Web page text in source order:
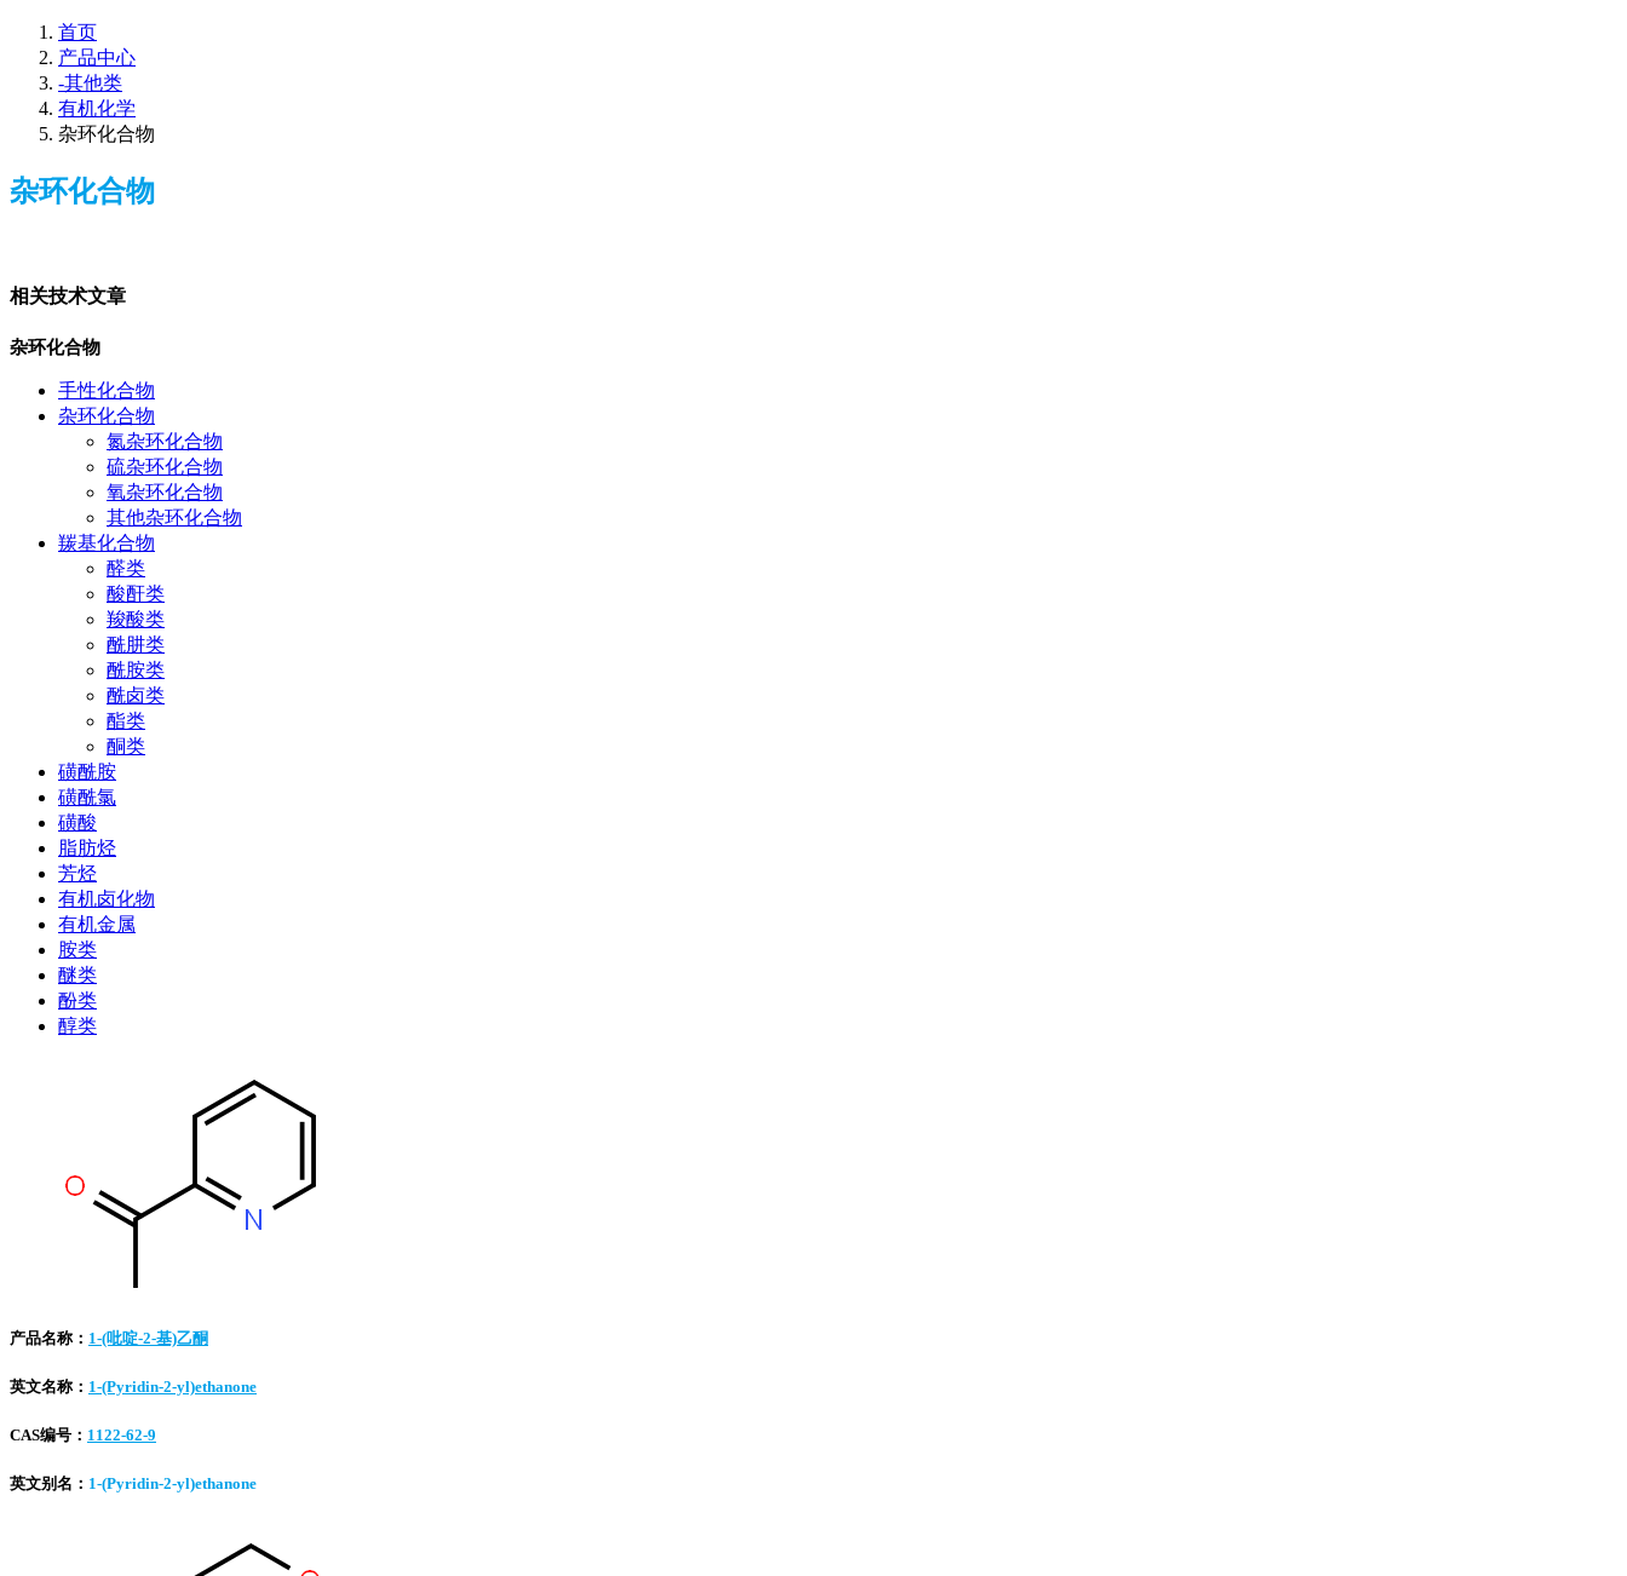
首页
产品中心
-其他类
有机化学
杂环化合物
杂环化合物
相关技术文章
杂环化合物
手性化合物
杂环化合物
氮杂环化合物
硫杂环化合物
氧杂环化合物
其他杂环化合物
羰基化合物
醛类
酸酐类
羧酸类
酰肼类
酰胺类
酰卤类
酯类
酮类
磺酰胺
磺酰氯
磺酸
脂肪烃
芳烃
有机卤化物
有机金属
胺类
醚类
酚类
醇类
产品名称： 1-(吡啶-2-基)乙酮
英文名称： 1-(Pyridin-2-yl)ethanone
CAS编号： 1122-62-9
英文别名： 1-(Pyridin-2-yl)ethanone